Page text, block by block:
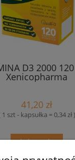
D3 2000
Xenicopharma
41,20 zł
1 szt - kapsułka = 0,34 zł )
do koszyka